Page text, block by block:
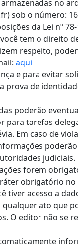
armazenadas no
sob o número:
da Lei nº
tem o direito
respeito,
aqui
e para evitar
prova de
poderão
para tarefas
Em caso de
judiciais.
forem
obrigatório
tiver acesso a
ato que
O editor não se